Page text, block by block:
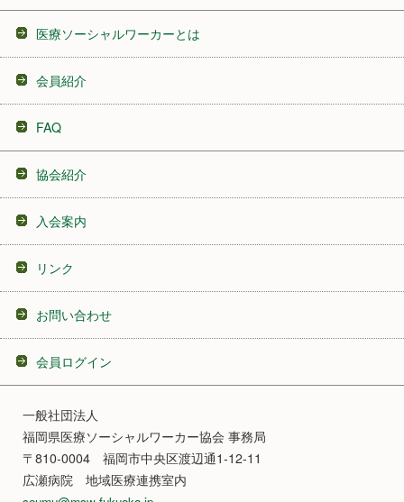
医療ソーシャルワーカーとは
会員紹介
FAQ
協会紹介
入会案内
リンク
お問い合わせ
会員ログイン
一般社団法人
福岡県医療ソーシャルワーカー協会 事務局
〒810-0004 福岡市中央区渡辺通1-12-11
広瀬病院 地域医療連携室内